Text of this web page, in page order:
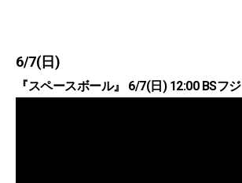
6/7(日)
『スペースボール』 6/7(日) 12:00 BSフジ